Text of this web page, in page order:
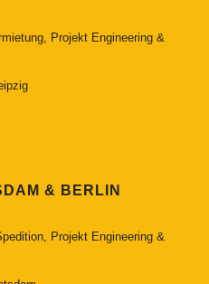
Projekt Engineering &
& BERLIN
Projekt Engineering &